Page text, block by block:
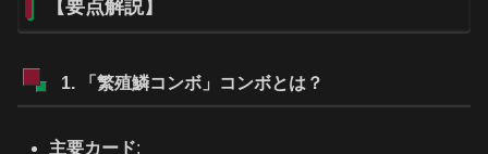
【要点解説】
1. 「繁殖鱗コンボ」コンボとは？
主要カード: